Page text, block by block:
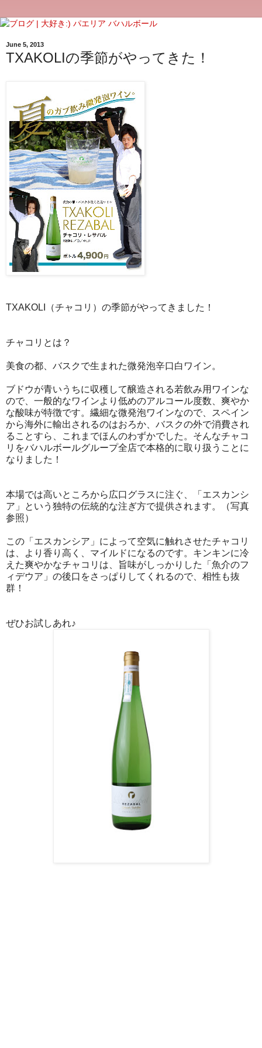
June 5, 2013
TXAKOLIの季節がやってきた！
TXAKOLI（チャコリ）の季節がやってきました！
チャコリとは？
美食の都、バスクで生まれた微発泡辛口白ワイン。
ブドウが青いうちに収穫して醸造される若飲み用ワインな
ので、一般的なワインより低めのアルコール度数、爽やか
な酸味が特徴です。繊細な微発泡ワインなので、スペイン
から海外に輸出されるのはおろか、バスクの外で消費され
ることすら、これまでほんのわずかでした。そんなチャコ
リをバハルボールグループ全店で本格的に取り扱うことに
なりました！
本場では高いところから広口グラスに注ぐ、「エスカンシ
ア」という独特の伝統的な注ぎ方で提供されます。（写真
参照）
この「エスカンシア」によって空気に触れさせたチャコリ
は、より香り高く、マイルドになるのです。キンキンに冷
えた爽やかなチャコリは、旨味がしっかりした「魚介のフ
ィデウア」の後口をさっぱりしてくれるので、相性も抜
群！
ぜひお試しあれ♪